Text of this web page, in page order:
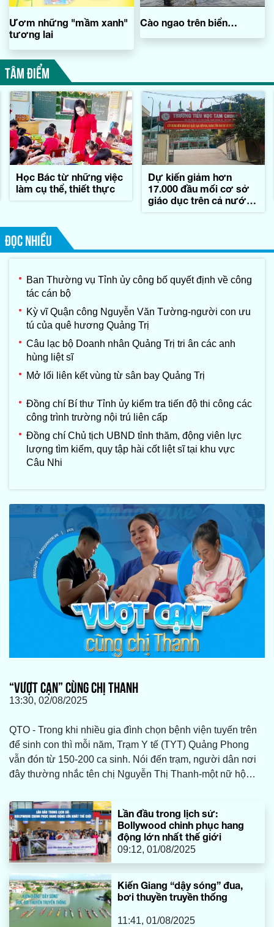
Ươm những "mầm xanh"
tương lai
Cào ngao trên biển…
TÂM ĐIỂM
Học Bác từ những việc
làm cụ thể, thiết thực
Dự kiến giảm hơn
17.000 đầu mối cơ sở
giáo dục trên cả nước,
ĐỌC NHIỀU
Ban Thường vụ Tỉnh ủy công bố quyết định về công
tác cán bộ
Kỳ vĩ Quận công Nguyễn Văn Tường-người con ưu
tú của quê hương Quảng Trị
Câu lạc bộ Doanh nhân Quảng Trị tri ân các anh
hùng liệt sĩ
Mở lối liên kết vùng từ sân bay Quảng Trị
Đồng chí Bí thư Tỉnh ủy kiểm tra tiến độ thi công các
công trình trường nội trú liên cấp
Đồng chí Chủ tịch UBND tỉnh thăm, động viên lực
lượng tìm kiếm, quy tập hài cốt liệt sĩ tại khu vực
Câu Nhi
“VƯỢT CẠN” CÙNG CHỊ THANH
13:30, 02/08/2025
QTO - Trong khi nhiều gia đình chọn bệnh viện tuyến trên
để sinh con thì mỗi năm, Trạm Y tế (TYT) Quảng Phong
vẫn đón từ 150-200 ca sinh. Nói đến trạm, người dân nơi
đây thường nhắc tên chị Nguyễn Thị Thanh-một nữ hộ
ở các xã, phường thuộc TX. Ba Đồn (cũ) “vượt cạn” thành
công.
Lần đầu trong lịch sử:
Bollywood chinh phục hang
động lớn nhất thế giới
09:12, 01/08/2025
Kiến Giang “dậy sóng” đua,
bơi thuyền truyền thống
11:41, 01/08/2025